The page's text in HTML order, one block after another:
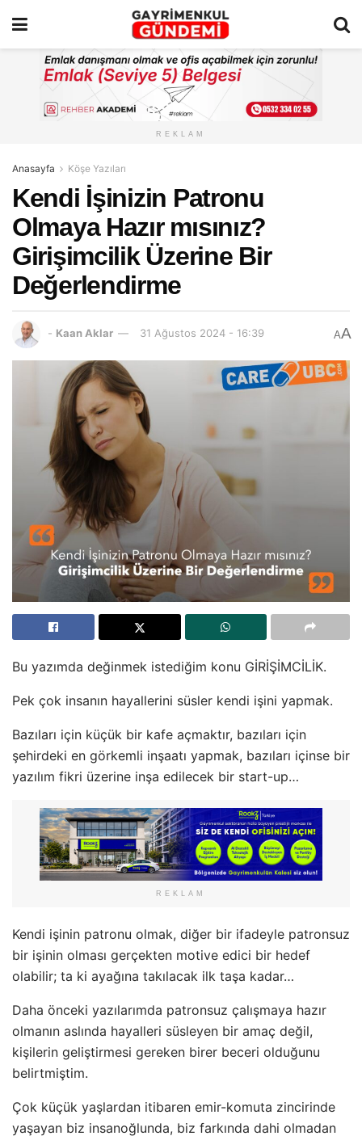
REKLAM
Anasayfa Köşe Yazıları
Kendi İşinizin Patronu
Olmaya Hazır mısınız?
Girişimcilik Üzerine Bir
Değerlendirme
- Kaan Aklar 31 Ağustos 2024 - 16:39 AA
Bu yazımda değinmek istediğim konu GİRİŞİMCİLİK.
Pek çok insanın hayallerini süsler kendi işini yapmak.
Bazıları için küçük bir kafe açmaktır, bazıları için
şehirdeki en görkemli inşaatı yapmak, bazıları içinse bir
yazılım fikri üzerine inşa edilecek bir start-up…
REKLAM
Kendi işinin patronu olmak, diğer bir ifadeyle patronsuz
bir işinin olması gerçekten motive edici bir hedef
olabilir; ta ki ayağına takılacak ilk taşa kadar…
Daha önceki yazılarımda patronsuz çalışmaya hazır
olmanın aslında hayalleri süsleyen bir amaç değil,
kişilerin geliştirmesi gereken birer beceri olduğunu
belirtmiştim.
Çok küçük yaşlardan itibaren emir-komuta zincirinde
yaşayan biz insanoğlunda, biz farkında dahi olmadan